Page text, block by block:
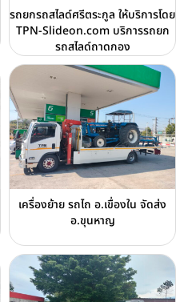
รถยกรถสไลด์ศรีตระกูล ให้บริการโดย
TPN-Slideon.com บริการรถยก
รถสไลด์ถาดกอง
เครื่องย้าย รถไถ อ.เขื่องใน จัดส่ง
อ.ขุนหาญ